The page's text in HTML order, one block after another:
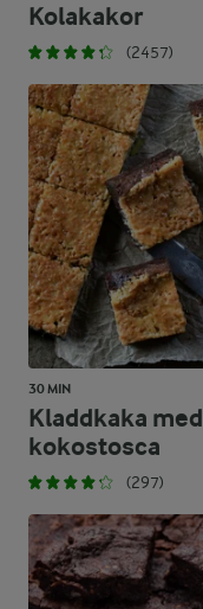
Kolakakor
(2457)
30 MIN
Kladdkaka med
kokostosca
(297)